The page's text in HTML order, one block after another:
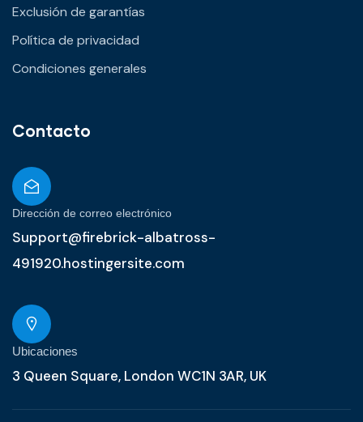
Exclusión de garantías
Política de privacidad
Condiciones generales
Contacto
Dirección de correo electrónico
Support@firebrick-albatross-
491920.hostingersite.com
Ubicaciones
3 Queen Square, London WC1N 3AR, UK